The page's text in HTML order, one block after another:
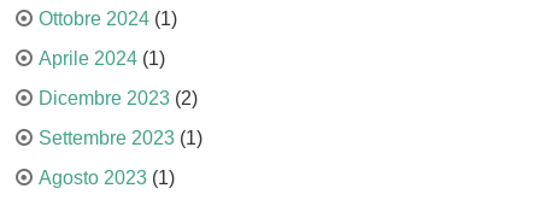
Ottobre 2024(1)
Aprile 2024(1)
Dicembre 2023(2)
Settembre 2023(1)
Agosto 2023(1)